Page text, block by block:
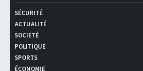
SÉCURITÉ
ACTUALITÉ
SOCIETÉ
POLITIQUE
SPORTS
ÉCONOMIE